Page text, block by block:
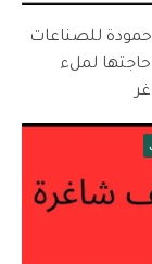
للصناعات
حاجتها لملء